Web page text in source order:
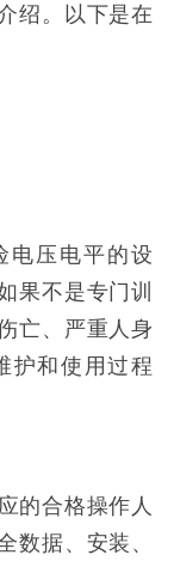
绍。以下是在
电压电平的设
果不是专门训
亡、严重人身
护和使用过程
的合格操作人
数据、安装、